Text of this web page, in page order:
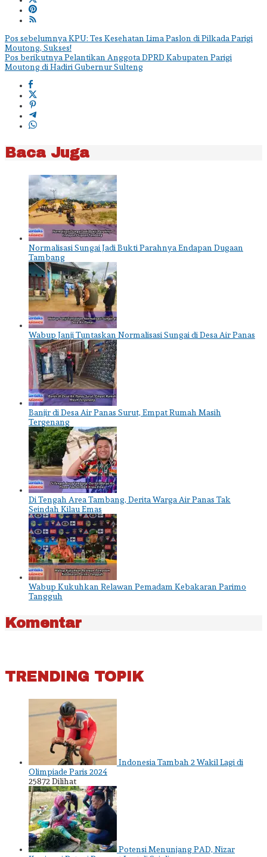
Navigasi
pos
Pos sebelumnyaKPU: Tes Kesehatan Lima Paslon di Pilkada Parigi
Moutong, Sukses!
Pos berikutnyaPelantikan Anggota DPRD Kabupaten Parigi
Moutong di Hadiri Gubernur Sulteng
Baca Juga
Normalisasi Sungai Jadi Bukti Parahnya Endapan Dugaan
Tambang
Wabup Janji Tuntaskan Normalisasi Sungai di Desa Air Panas
Banjir di Desa Air Panas Surut, Empat Rumah Masih
Tergenang
Di Tengah Area Tambang, Derita Warga Air Panas Tak
Seindah Kilau Emas
Wabup Kukuhkan Relawan Pemadam Kebakaran Parimo
Tangguh
Komentar
TRENDING TOPIK
Indonesia Tambah 2 Wakil Lagi di
Olimpiade Paris 2024
25872 Dilihat
Potensi Menunjang PAD, Nizar